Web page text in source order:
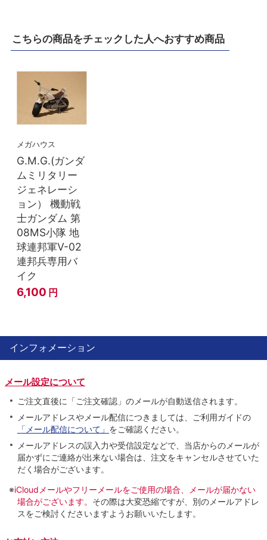
こちらの商品をチェックした人へおすすめ商品
メガハウス
G.M.G.(ガンダ
ムミリタリー
ジェネレーシ
ョン） 機動戦
士ガンダム 第
08MS小隊 地
球連邦軍V-02
連邦兵専用バ
イク
6,100 円
インフォメーション
メール設定について
ご注文直後に「ご注文確認」のメールが自動送信されます。
メールアドレスやメール配信につきましては、ご利用ガイドの
「メール配信について」 をご確認ください。
メールアドレスの誤入力や受信設定などで、当店からのメールが
届かずにご連絡が出来ない場合は、注文をキャンセルさせていた
だく場合がございます。
※iCloudメールやフリーメールをご使用の場合、メールが届かない
場合がございます。 その際は大変恐縮ですが、別のメールアドレ
スをご検討くださいますようお願いいたします。